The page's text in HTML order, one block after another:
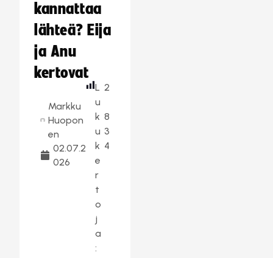
kannattaa
lähteä? Eija
ja Anu
kertovat
Markku
Huopon
en
02.07.2
026
L
u
k
u
k
e
r
t
o
j
a
:
2
8
3
4